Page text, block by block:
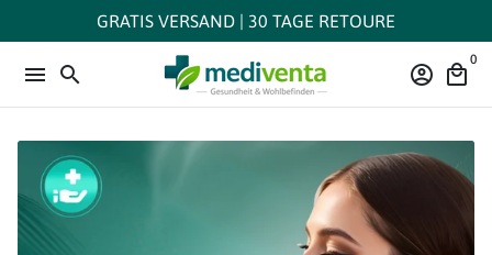
zum
Inhalt
GRATIS VERSAND | 30 TAGE RETOURE
menu search account_circle local_mall
0